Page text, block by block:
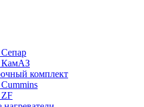
Сепар
КамАЗ
комплект
ZF